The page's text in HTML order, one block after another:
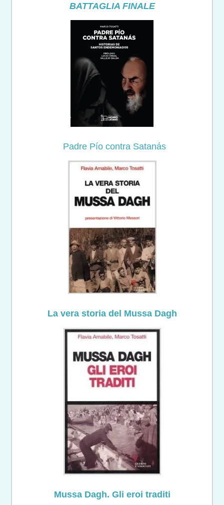
BATTAGLIA FINALE
Padre Pío contra Satanás
La vera storia del Mussa Dagh
Mussa Dagh. Gli eroi traditi